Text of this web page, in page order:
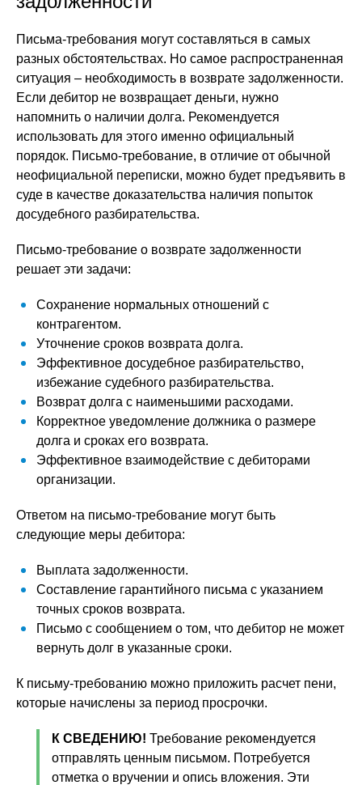
Письма-требования могут составляться в самых
разных обстоятельствах. Но самое распространенная
ситуация – необходимость в возврате задолженности.
Если дебитор не возвращает деньги, нужно
напомнить о наличии долга. Рекомендуется
использовать для этого именно официальный
порядок. Письмо-требование, в отличие от обычной
неофициальной переписки, можно будет предъявить в
суде в качестве доказательства наличия попыток
досудебного разбирательства.
Письмо-требование о возврате задолженности
решает эти задачи:
Сохранение нормальных отношений с
контрагентом.
Уточнение сроков возврата долга.
Эффективное досудебное разбирательство,
избежание судебного разбирательства.
Возврат долга с наименьшими расходами.
Корректное уведомление должника о размере
долга и сроках его возврата.
Эффективное взаимодействие с дебиторами
организации.
Ответом на письмо-требование могут быть
следующие меры дебитора:
Выплата задолженности.
Составление гарантийного письма с указанием
точных сроков возврата.
Письмо с сообщением о том, что дебитор не может
вернуть долг в указанные сроки.
К письму-требованию можно приложить расчет пени,
которые начислены за период просрочки.
К СВЕДЕНИЮ! Требование рекомендуется
отправлять ценным письмом. Потребуется
отметка о вручении и опись вложения. Эти